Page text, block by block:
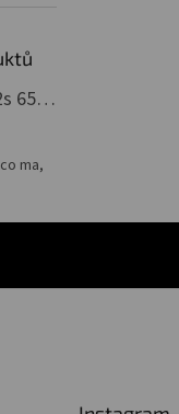
Pohlcovač prachu momo x2s 65w profesionální bílý
ma,